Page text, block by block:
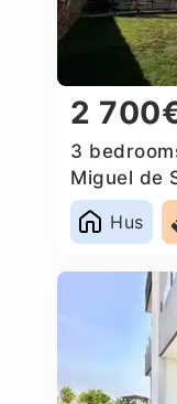
2
3
Miguel de
Hus